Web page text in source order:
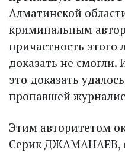
Алматинской
криминальным
причастность
доказать не смогли.
это доказать
пропавшей
Этим авторитетом
Серик ДЖАМАНАЕВ,